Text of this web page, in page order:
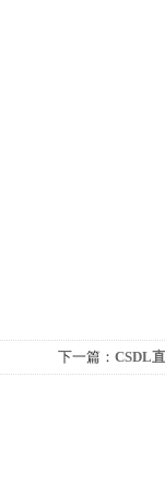
下一篇： CSDL